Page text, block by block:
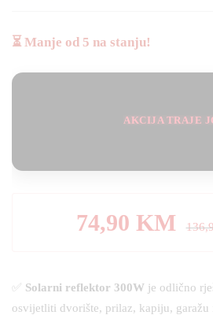
4.78od
ukupno 5 (
⏳ Manje od 5 na stanju!
AKCIJA TRAJE
74,90 KM
Solarni reflektor 300W je odlično
osvijetliti dvorište, prilaz, kapiju,